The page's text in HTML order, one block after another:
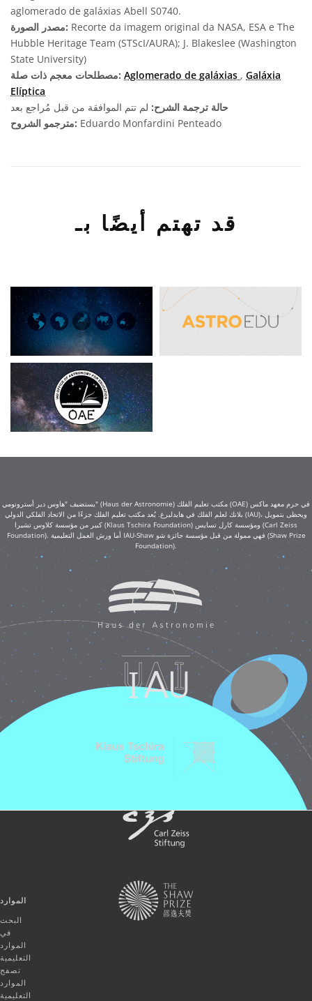
aglomerado de galáxias Abell S0740.
مصدر الصورة: Recorte da imagem original da NASA, ESA e The
Hubble Heritage Team (STScI/AURA); J. Blakeslee (Washington
State University)
مصطلحات معجم ذات صلة: Aglomerado de galáxias , Galáxia
Elíptica
حالة ترجمة الشرح: لم تتم الموافقة من قبل مُراجع بعد
مترجمو الشروح: Eduardo Monfardini Penteado
قد تهتم أيضًا بـ
يستضيف "هاوس دير أسترونومي" (Haus der Astronomie) مكتب تعليم الفلك (OAE) في حرم معهد ماكس
بلانك لعلم الفلك في هايدلبرغ. يُعد مكتب تعليم الفلك جزءًا من الاتحاد الفلكي الدولي (IAU)، ويحظى بتمويل
كبير من مؤسسة كلاوس تشيرا (Klaus Tschira Foundation) ومؤسسة كارل تسايس (Carl Zeiss
Foundation). أما ورش العمل التعليمية IAU-Shaw فهي ممولة من قبل مؤسسة جائزة شو (Shaw Prize
Foundation).
الموارد
البحث
في
الموارد
التعليمية
تصفح
الموارد
التعليمية